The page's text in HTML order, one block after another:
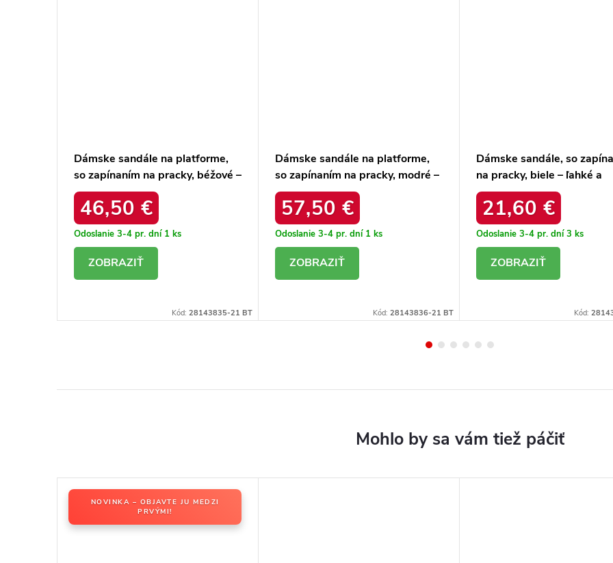
Dámske sandále na platforme,
so zapínaním na pracky, béžové –
ľahké a pohodlné /
20261076.99q
46,50 €
Odoslanie 3-4 pr. dní 1 ks
Kód: 28143835-21 BT
Dámske sandále na platforme,
so zapínaním na pracky, modré –
ľahké a pohodlné /
20261086.29y
57,50 €
Odoslanie 3-4 pr. dní 1 ks
Kód: 28143836-21 BT
Dámske sandále, so
na pracky, biele – ľahké a
pohodlné / KV51-022
WHT
21,60 €
Odoslanie 3-4 pr. dní3 ks
Kód:
NOVINKA – OBJAVTE JU MEDZI
PRVÝMI!